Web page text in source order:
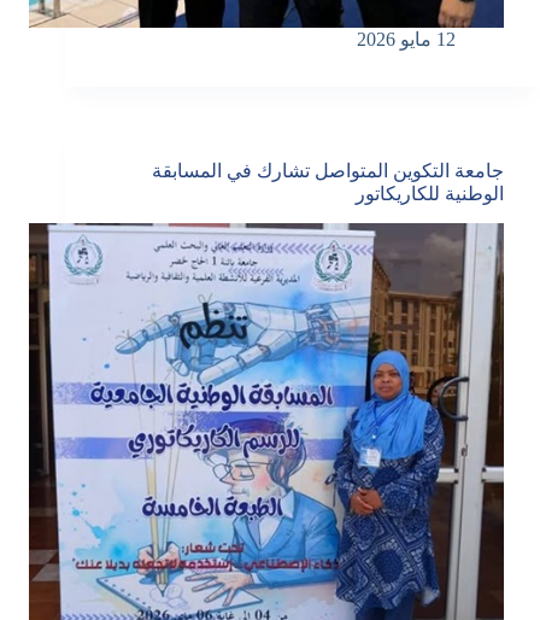
12 مايو 2026
جامعة التكوين المتواصل تشارك في المسابقة
الوطنية للكاريكاتور